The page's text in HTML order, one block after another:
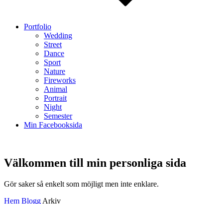
Portfolio
Wedding
Street
Dance
Sport
Nature
Fireworks
Animal
Portrait
Night
Semester
Min Facebooksida
Välkommen till min personliga sida
Gör saker så enkelt som möjligt men inte enklare.
Hem Blogg Arkiv